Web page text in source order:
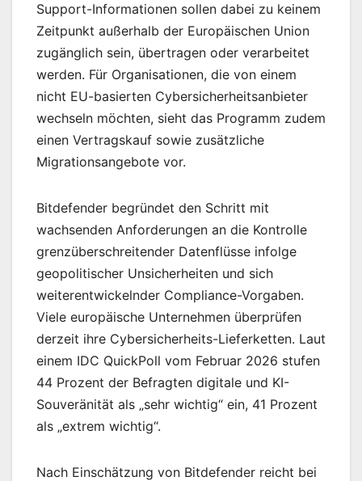
Support-Informationen sollen dabei zu keinem
Zeitpunkt außerhalb der Europäischen Union
zugänglich sein, übertragen oder verarbeitet
werden. Für Organisationen, die von einem
nicht EU-basierten Cybersicherheitsanbieter
wechseln möchten, sieht das Programm zudem
einen Vertragskauf sowie zusätzliche
Migrationsangebote vor.
Bitdefender begründet den Schritt mit
wachsenden Anforderungen an die Kontrolle
grenzüberschreitender Datenflüsse infolge
geopolitischer Unsicherheiten und sich
weiterentwickelnder Compliance-Vorgaben.
Viele europäische Unternehmen überprüfen
derzeit ihre Cybersicherheits-Lieferketten. Laut
einem IDC QuickPoll vom Februar 2026 stufen
44 Prozent der Befragten digitale und KI-
Souveränität als „sehr wichtig“ ein, 41 Prozent
als „extrem wichtig“.
Nach Einschätzung von Bitdefender reicht bei